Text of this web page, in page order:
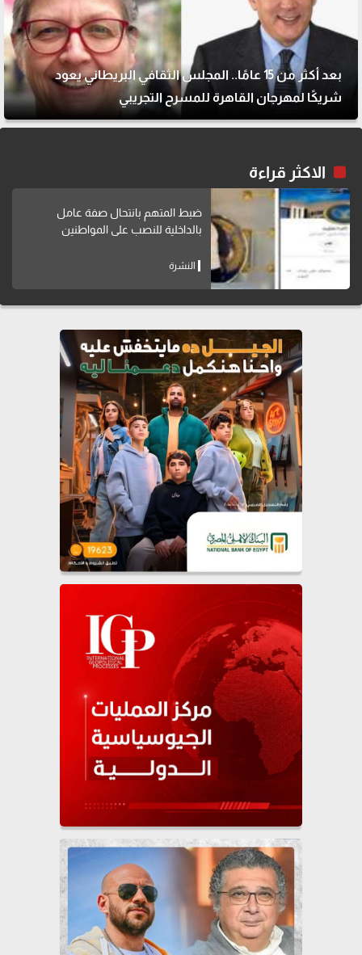
بعد أكثر من 15 عامًا.. المجلس الثقافي البريطاني يعود
شريكًا لمهرجان القاهرة للمسرح التجريبي
الاكثر قراءة
ضبط المتهم بانتحال صفة عامل
بالداخلية للنصب على المواطنين
النشرة